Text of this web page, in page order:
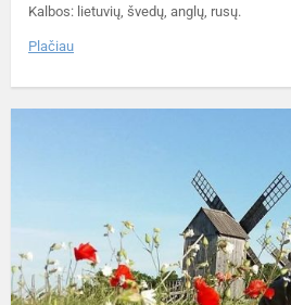
Kalbos: lietuvių, švedų, anglų, rusų.
Plačiau